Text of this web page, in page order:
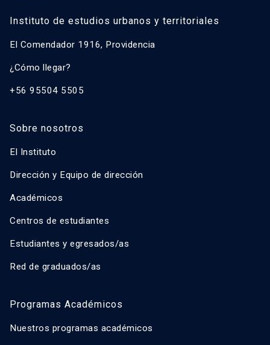
Instituto de estudios urbanos y territoriales
El Comendador 1916, Providencia
¿Cómo llegar?
+56 95504 5505
Sobre nosotros
El Instituto
Dirección y Equipo de dirección
Académicos
Centros de estudiantes
Estudiantes y egresados/as
Red de graduados/as
Programas Académicos
Nuestros programas académicos